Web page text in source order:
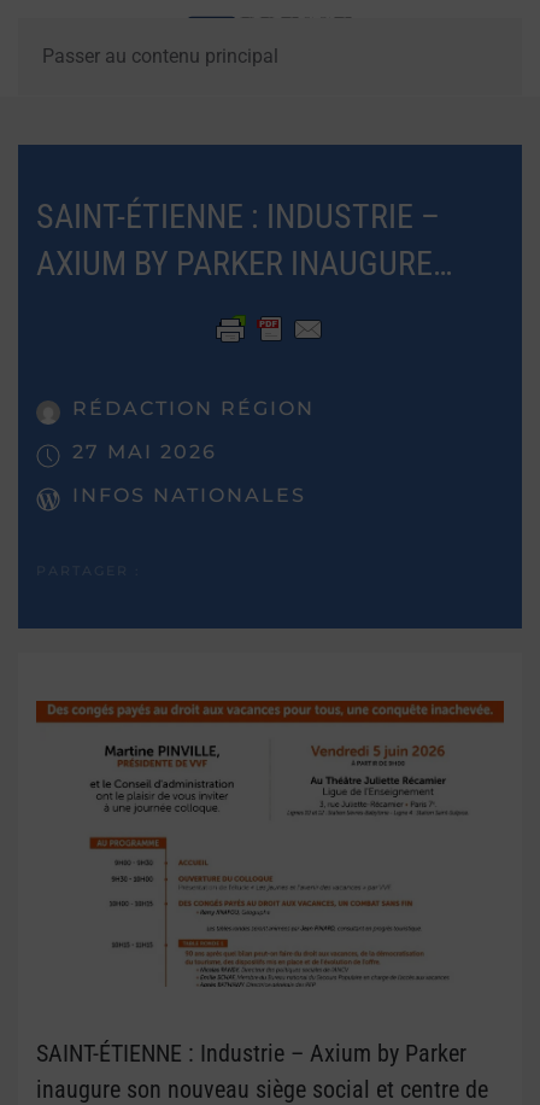
Passer au contenu principal
SAINT-ÉTIENNE : INDUSTRIE –
AXIUM BY PARKER INAUGURE…
RÉDACTION RÉGION
27 MAI 2026
INFOS NATIONALES
SAINT-ÉTIENNE : Industrie – Axium by Parker
inaugure son nouveau siège social et centre de